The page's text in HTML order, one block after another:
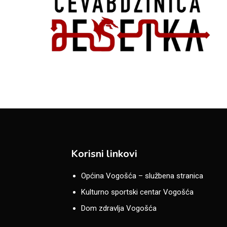
Korisni linkovi
Općina Vogošća – službena stranica
Kulturno sportski centar Vogošća
Dom zdravlja Vogošća